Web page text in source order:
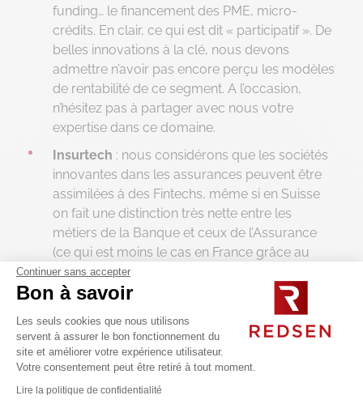
funding… le financement des PME, micro-
crédits. En clair, ce qui est dit « participatif ». De
belles innovations à la clé, nous devons
admettre n’avoir pas encore perçu les modèles
de rentabilité de ce segment. A l’occasion,
n’hésitez pas à partager avec nous votre
expertise dans ce domaine.
Insurtech : nous considérons que les sociétés
innovantes dans les assurances peuvent être
assimilées à des Fintechs, même si en Suisse
on fait une distinction très nette entre les
métiers de la Banque et ceux de l’Assurance
(ce qui est moins le cas en France grâce au
concept historique de Bancassurance). A ce
jour, ce domaine est beaucoup plus
nombreux acteurs tels que les « pay-as-you-
consume » et autressuccess stories
Oscardont nos assureurs maladie Helvètes
pourraient s’inspirer.
Continuer sans accepter
Bon à savoir
Les seuls cookies que nous utilisons
servent à assurer le bon fonctionnement du
site et améliorer votre expérience utilisateur.
Votre consentement peut être retiré à tout moment.
Lire la politique de confidentialité